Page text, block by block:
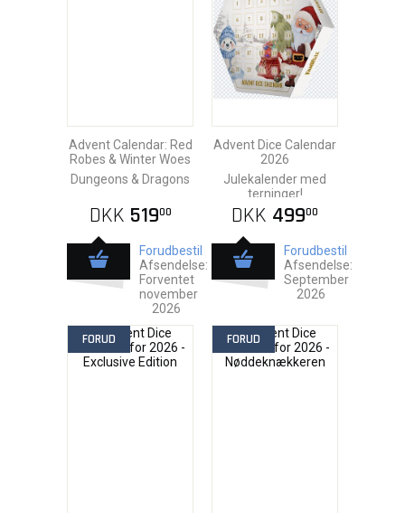
Advent Calendar: Red
Robes & Winter Woes
Dungeons & Dragons
DKK 51900
Forudbestil
Afsendelse:
Forventet
november
2026
Advent Dice Calendar
2026
Julekalender med
terninger!
DKK 49900
Forudbestil
Afsendelse:
September
2026
FORUD FORUD